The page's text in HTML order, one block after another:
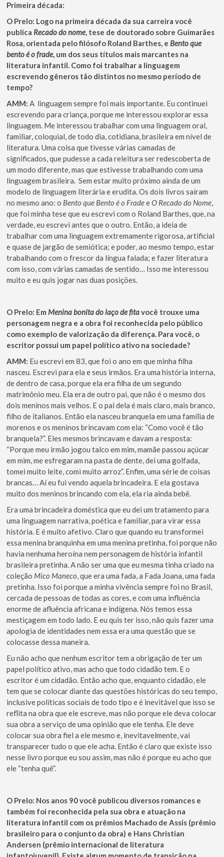
Primeira década:
O Prelo: Logo na primeira década da sua carreira você
publica Recado do nome, tese de doutorado sobre Guimarães
Rosa, orientada pelo filósofo Roland Barthes, eBento que
bento é o frade, um dos seus títulos mais marcantes na
literatura infantil. Como foi trabalhar a linguagem
escrevendo gêneros tão distintos no mesmo período de
tempo?
AMM:A linguagem sempre foi mais importante. Eu continuei
escrevendo para criança, porque me interessou explorar essa
linguagem. Me interessou trabalhar com uma linguagem oral,
familiar, coloquial, de todo dia, cotidiana, brasileira em nível de
literatura. Uma coisa que tivesse várias camadas de
significados, que pudesse a cada releitura ser redescoberta de
um modo diferente, mas que estivesse trabalhando com uma
linguagem brasileira. Sem estar muito próximo ainda de um
modelo de linguagem literária e erudita. Os dois livros saíram
no mesmo ano: o Bento que Bento é o FradeeO Recado do Nome,
que foi minha tese que eu escrevi com o Roland Barthes, que, na
verdade, eu escrevi antes que o outro. Então, a ideia de
trabalhar com uma linguagem extremamente rigorosa, artificial
e quase de jargão de semiótica; e poder, ao mesmo tempo, estar
trabalhando com o frescor da língua falada; e fazer literatura
com isso, com várias camadas de sentido… Isso me interessou
muito e eu quis jogar nas duas posições.
O Prelo: EmMenina bonita do laço de fitavocê trouxe uma
personagem negra e a obra foi reconhecida pelo público
como exemplo de valorização da diferença. Para você, o
escritor possui um papel político ativo na sociedade?
AMM: Eu escrevi em 83, que foi o ano em que minha filha
nasceu. Escrevi para ela e seus irmãos. Era uma história interna,
de dentro de casa, porque ela era filha de um segundo
matrimônio meu. Ela era de outro pai, que não é o mesmo dos
dois meninos mais velhos. E o pai dela é mais claro, mais branco,
filho de italianos. Então ela nasceu branquela em uma família de
morenos e os meninos brincavam com ela: “Como você é tão
branquela?”. Eles mesmos brincavam e davam a resposta:
“Porque meu irmão jogou talco em mim, mamãe passou açúcar
em mim, me esfregaram na pasta de dente, dei uma golfada,
tomei muito leite, comi muito arroz”. Enfim, uma série de coisas
brancas… Aí eu fui vendo aquela brincadeira. E ela gostava
muito dos meninos brincando com ela, ela ria ainda bebê.
Era uma brincadeira doméstica que eu dei um tratamento para
uma linguagem narrativa, poética e familiar, para virar essa
história. E é muito afetivo. Claro que quando eu transformei
essa menina branquinha em uma menina pretinha, foi porque não
havia nenhuma heroína nem personagem de história infantil
brasileira pretinha. A não ser uma que eu mesma tinha criado na
coleção Mico Maneco, que era uma fada, a Fada Joana, uma fada
pretinha. Isso foi porque a minha vivência sempre foi no Brasil,
cercada de pessoas de todas as cores, e com uma influência
enorme de afluência africana e indígena. Nós temos essa
mestiçagem em todo lado. E eu quis ter isso, não quis fazer uma
apologia de identidades nem essa era uma questão que se
colocasse dessa maneira.
Eu não acho que nenhum escritor tem a obrigação de ter um
papel político ativo, mas acho que todo cidadão tem. E o
escritor é um cidadão. Então acho que, enquanto cidadão, ele
tem que se colocar diante das questões históricas do seu tempo,
inclusive políticas sociais de todo tipo e é inevitável que isso se
reflita na obra que ele escreve, mas não porque ele deva colocar
sua obra a serviço de uma opinião que ele tenha. Ele deve
colocar sua obra fiel a ele mesmo e, inevitavelmente, vai
transparecer tudo o que ele acha. Então é claro que existe isso
nesse livro porque eu sou assim, mas não é porque eu acho que
ele “tenha quê”.
O Prelo: Nos anos 90 você publicou diversos romances e
também foi reconhecida pela sua obra e atuação na
literatura infantil com os prêmios Machado de Assis (prêmio
brasileiro para o conjunto da obra) e Hans Christian
Andersen (prêmio internacional de literatura